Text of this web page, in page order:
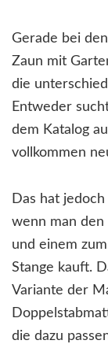
Gerade bei
Zaun mit
die
Entweder
dem Katalog
vollkommen
Das hat
wenn man den
und einem
Stange kauft.
Variante der
die dazu